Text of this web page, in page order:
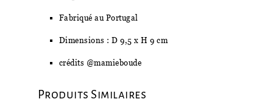
Fabriqué au Portugal
Dimensions : D 9,5 x H 9 cm
crédits @mamieboude
Produits Similaires